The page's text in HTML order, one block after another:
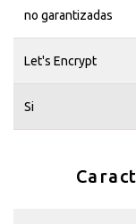
no garantizadas
Let's Encrypt
Si